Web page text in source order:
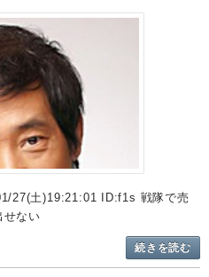
27(土)19:21:01 ID:f1s 戦隊で売
せない
続きを読む